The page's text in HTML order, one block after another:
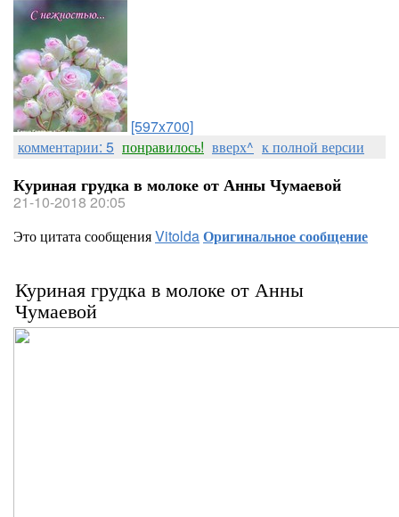
[597x700]
комментарии: 5 понравилось! вверх^ к полной версии
Куриная грудка в молоке от Анны Чумаевой
21-10-2018 20:05
Это цитата сообщенияVitoldaОригинальное сообщение
Куриная грудка в молоке от Анны
Чумаевой